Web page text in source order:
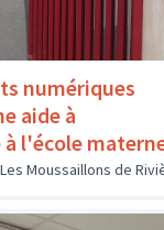
numériques
aide à
l'école
Moussaillons de